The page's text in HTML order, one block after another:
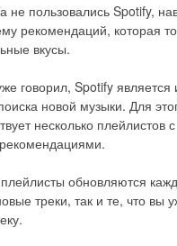
не пользовались Spotify,
рекомендаций, которая
вкусы.
говорил, Spotify
новой музыки. Для
несколько плейлистов с
обновляются
треки, так и те, что вы